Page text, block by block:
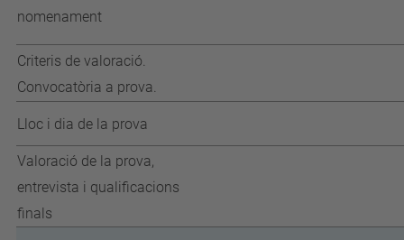
nomenament
Criteris de valoració.
Convocatòria a prova.
Lloc i dia de la prova
Valoració de la prova,
entrevista i qualificacions
finals